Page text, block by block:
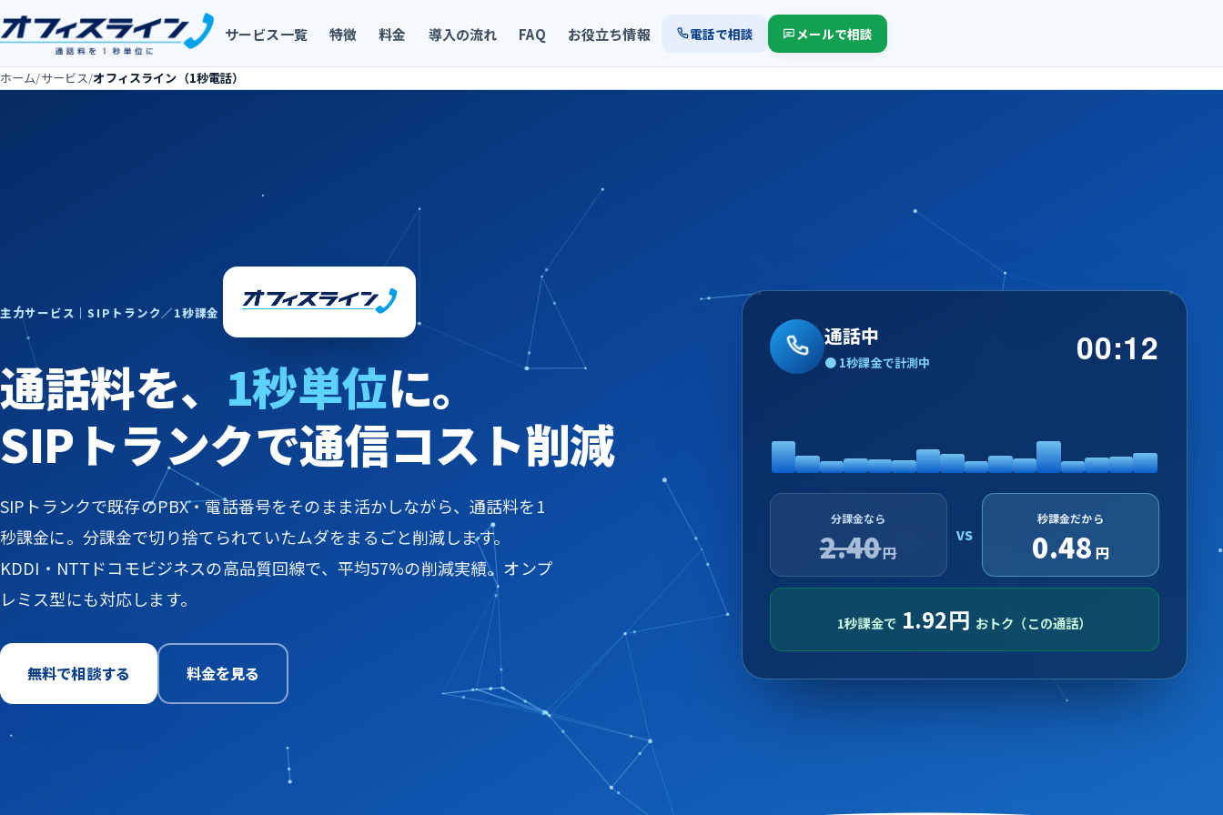
サービス一覧 特徴 料金 導入の流れ FAQ お役立ち情報 電話で相談 メールで相談
ホーム/サービス/オフィスライン（1秒電話）
主力サービス｜SIPトランク／1秒課金
通話料を、 1秒単位に。
SIPトランクで通信コスト削減
SIPトランクで既存のPBX・電話番号をそのまま活かしながら、通話料を1
秒課金に。分課金で切り捨てられていたムダをまるごと削減します。
KDDI・NTTドコモビジネスの高品質回線で、平均57%の削減実績。オンプ
レミス型にも対応します。
無料で相談する 料金を見る
通話中
● 1秒課金で計測中 00:14
分課金なら
2.40円
VS
秒課金だから
0.56 円
1秒課金で 1.84円 おトク（この通話）